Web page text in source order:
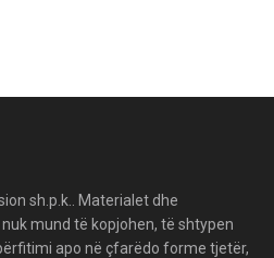
sh.p.k.. Materialet dhe
mund të kopjohen, të shtypen
apo në çfarëdo forme tjetër,